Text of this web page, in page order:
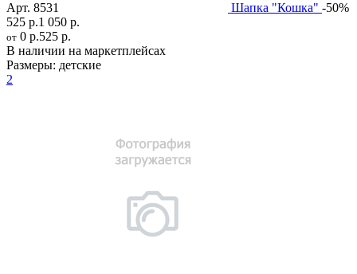
Арт. 8531 Шапка "Кошка" -50%
525 р.1 050 р.
от 0 р.525 р.
В наличии на маркетплейсах
Размеры: детские
2